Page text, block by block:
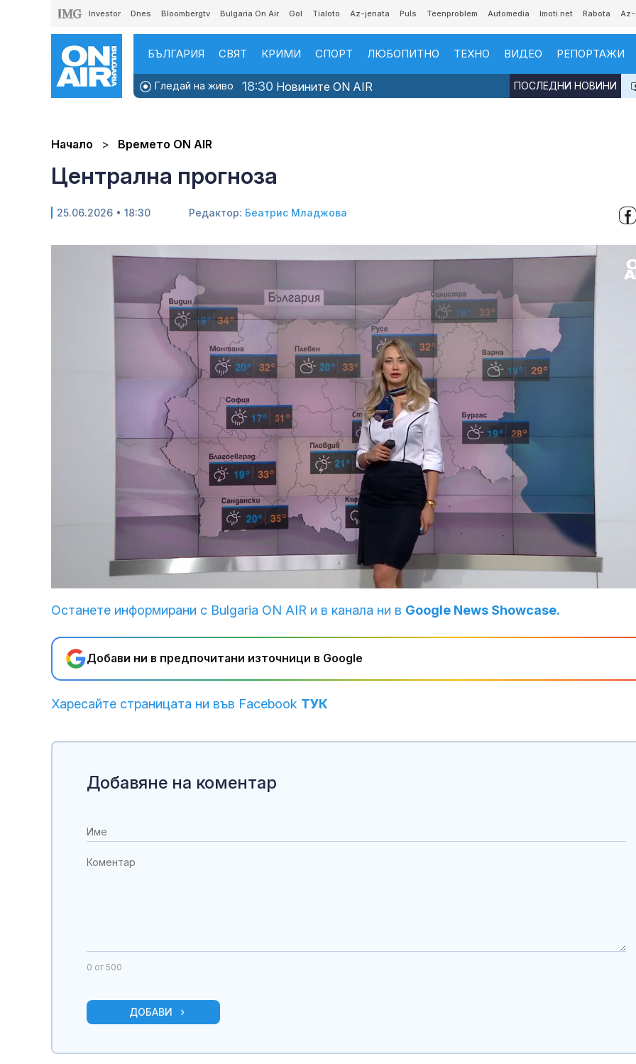
Investor Dnes Bloombergtv Bulgaria On Air Gol Tialoto Az-jenata Puls Teenproblem Automedia Imoti.net Rabota
БЪЛГАРИЯ СВЯТ КРИМИ СПОРТ ЛЮБОПИТНО ТЕХНО ВИДЕО РЕПОРТАЖИ
Гледай на живо 18:30 Новините ON AIR ПОСЛЕДНИ НОВИНИ
Начало Времето ON AIR
Централна прогноза
25.06.2026 • 18:30 Редактор: Беатрис Младжова
Останете информирани с Bulgaria ON AIR и в канала ни в Google News Showcase.
Добави ни в предпочитани източници в Google
Харесайте страницата ни във Facebook ТУК
жени
повишава в
Добавяне на коментар
0 от 500
ДОБАВИ